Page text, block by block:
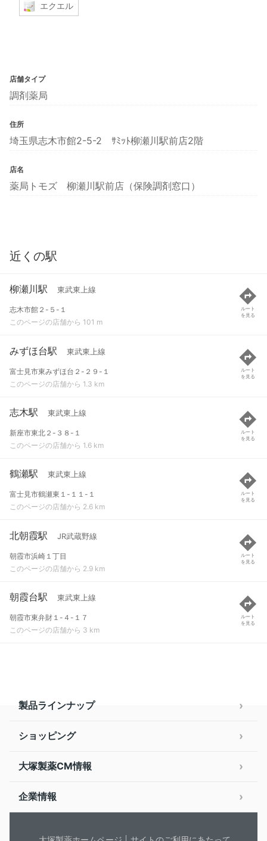
エクエル
店舗タイプ
調剤薬局
住所
埼玉県志木市館2-5-2 ｻﾐｯﾄ柳瀬川駅前店2階
店名
薬局トモズ 柳瀬川駅前店（保険調剤窓口）
近くの駅
柳瀬川駅 東武東上線
志木市館２-５-１
このページの店舗から 101 m
ルート
を見る
みずほ台駅 東武東上線
富士見市東みずほ台２-２９-１
このページの店舗から 1.3 km
ルート
を見る
志木駅 東武東上線
新座市東北２-３８-１
このページの店舗から 1.6 km
ルート
を見る
鶴瀬駅 東武東上線
富士見市鶴瀬東１-１１-１
このページの店舗から 2.6 km
ルート
を見る
北朝霞駅 JR武蔵野線
朝霞市浜崎１丁目
このページの店舗から 2.9 km
ルート
を見る
朝霞台駅 東武東上線
朝霞市東弁財１-４-１７
このページの店舗から 3 km
ルート
を見る
製品ラインナップ
ショッピング
大塚製薬CM情報
企業情報